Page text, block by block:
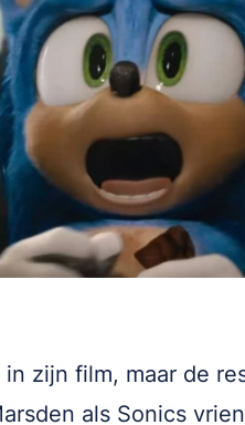
zijn film, maar de
als Sonics